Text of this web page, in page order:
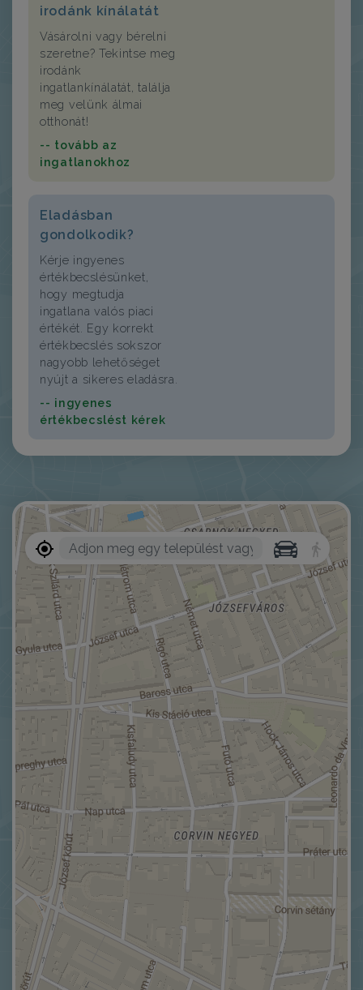
irodánk kínálatát
Vásárolni vagy bérelni
szeretne? Tekintse meg
irodánk
ingatlankínálatát, találja
meg velünk álmai
otthonát!
-- tovább az
ingatlanokhoz
Eladásban
gondolkodik?
Kérje ingyenes
értékbecslésünket,
hogy megtudja
ingatlana valós piaci
értékét. Egy korrekt
értékbecslés sokszor
nagyobb lehetőséget
nyújt a sikeres eladásra.
-- ingyenes
értékbecslést kérek